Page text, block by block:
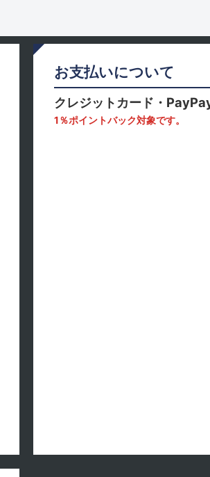
お支払いについて
クレジットカード・
1％ポイントバック対象です。